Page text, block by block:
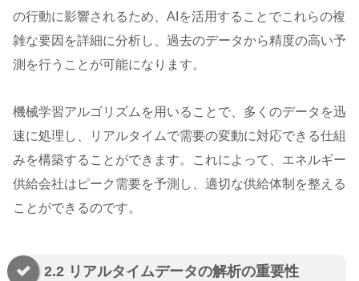
の行動に影響されるため、AIを活用することでこれらの複
雑な要因を詳細に分析し、過去のデータから精度の高い予
測を行うことが可能になります。
機械学習アルゴリズムを用いることで、多くのデータを迅
速に処理し、リアルタイムで需要の変動に対応できる仕組
みを構築することができます。これによって、エネルギー
供給会社はピーク需要を予測し、適切な供給体制を整える
ことができるのです。
2.2 リアルタイムデータの解析の重要性